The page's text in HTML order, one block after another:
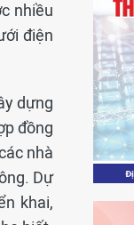
nhiều
điện
dựng
đồng
nhà
Dự
khai,